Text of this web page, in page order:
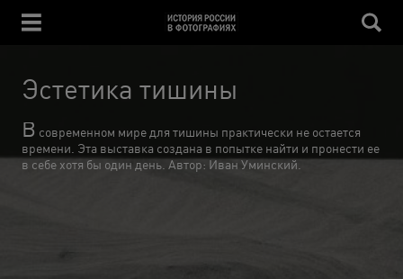
Эстетика тишины
В современном мире для тишины практически не остается
времени. Эта выставка создана в попытке найти и пронести ее
в себе хотя бы один день. Автор: Иван Уминский.